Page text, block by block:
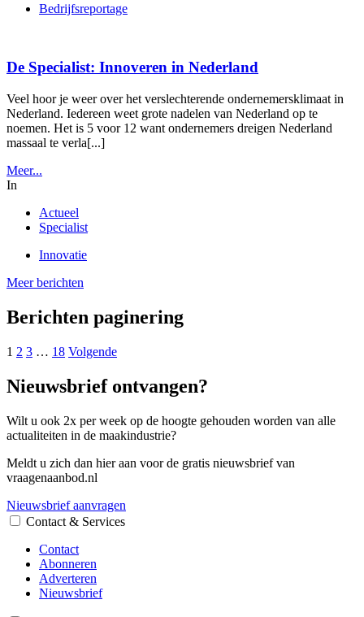
Bedrijfsreportage
De Specialist: Innoveren in Nederland
Veel hoor je weer over het verslechterende ondernemersklimaat in
Nederland. Iedereen weet grote nadelen van Nederland op te
noemen. Het is 5 voor 12 want ondernemers dreigen Nederland
massaal te verla[...]
Meer...
In
Actueel
Specialist
Innovatie
Meer berichten
Berichten paginering
1 2 3 … 18 Volgende
Nieuwsbrief ontvangen?
Wilt u ook 2x per week op de hoogte gehouden worden van alle
actualiteiten in de maakindustrie?
Meldt u zich dan hier aan voor de gratis nieuwsbrief van
vraagenaanbod.nl
Nieuwsbrief aanvragen
Contact & Services
Contact
Abonneren
Adverteren
Nieuwsbrief